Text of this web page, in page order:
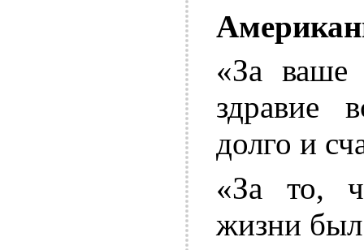
«За ваше
здравие
долго и
«За то,
жизни